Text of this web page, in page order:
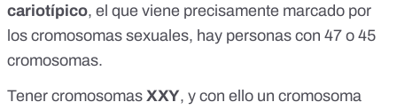
cariotípico, el que viene precisamente marcado por
los cromosomas sexuales, hay personas con 47 o 45
cromosomas.
Tener cromosomas XXY, y con ello un cromosoma